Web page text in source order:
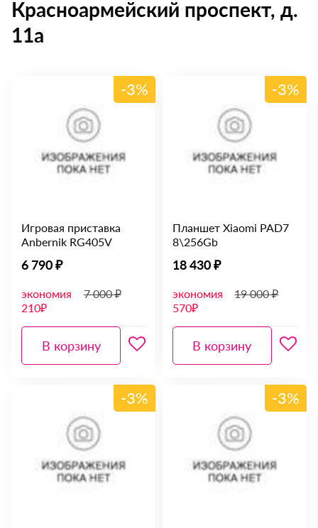
Красноармейский проспект, д.
11а
-3%
Игровая приставка
Anbernik RG405V
6 790 ₽
экономия
210₽
7 000 ₽
В корзину
-3%
Планшет Xiaomi PAD7
8\256Gb
18 430 ₽
экономия
570₽
19 000 ₽
В корзину
-3% -3%